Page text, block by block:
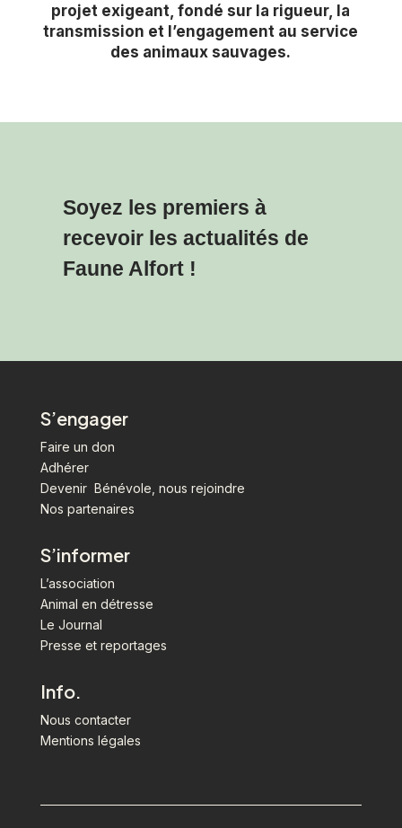
projet exigeant, fondé sur la rigueur, la
transmission et l’engagement au service
des animaux sauvages.
Soyez les premiers à
recevoir les actualités de
Faune Alfort !
S’engager
Faire un don
Adhérer
Devenir Bénévole, nous rejoindre
Nos partenaires
S’informer
L’association
Animal en détresse
Le Journal
Presse et reportages
Info.
Nous contacter
Mentions légales